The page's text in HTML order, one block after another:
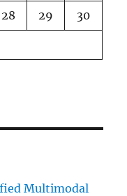
28 29 30
Multimodal